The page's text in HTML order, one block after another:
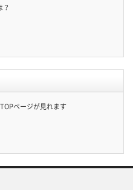
ページが見れます